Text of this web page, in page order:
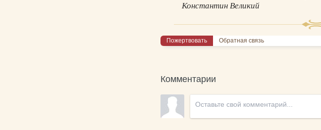
Константин Великий
Пожертвовать Обратная связь
Комментарии